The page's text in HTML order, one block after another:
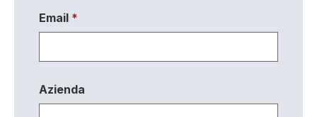
Email *
Azienda